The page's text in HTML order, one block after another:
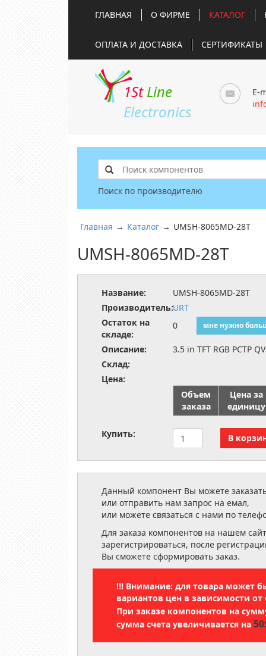
ГЛАВНАЯ О ФИРМЕ КАТАЛОГ
ОПЛАТА И ДОСТАВКА СЕРТИФИКАТЫ
1St Line
Electronics
E-
Поиск по производителю
Главная → Каталог → UMSH-8065MD-28T
UMSH-8065MD-28T
Название:
UMSH-8065MD-28T
Производитель:URT
Остаток на
складе:
0 мне нужно
Описание:
3.5 in TFT RGB PCTP
Склад:
Цена:
Объем
заказа
Цена за
единицу
Купить:
Данный компонент Вы можете
или отправить нам запрос на емал,
или можете связаться с нами по
Для заказа компонентов на нашем
зарегистрироваться, после
Вы сможете сформировать заказ.
!!! Внимание: для товара может
вариантов цен в зависимости от
При заказе компонентов на
сумма счета увеличивается на